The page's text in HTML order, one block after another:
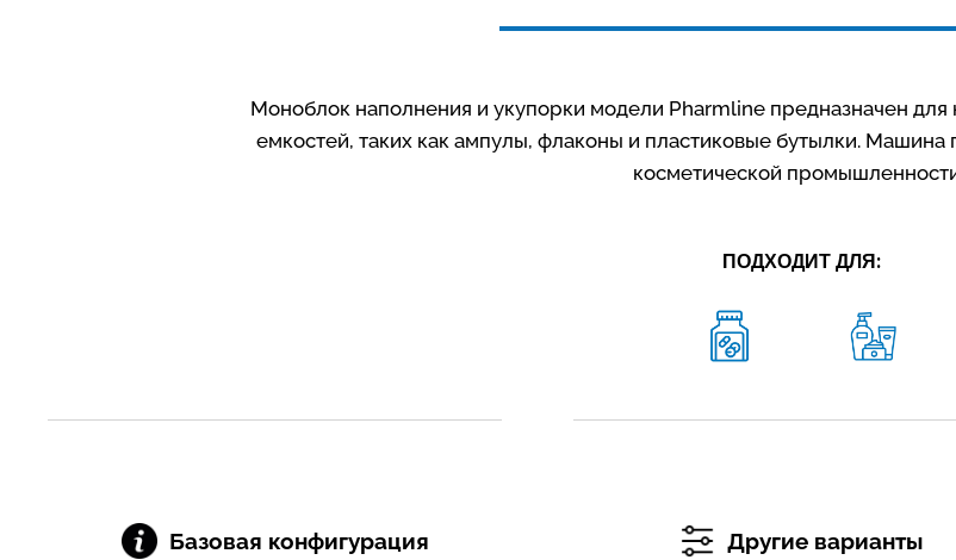
Моноблок наполнения и укупорки модели Pharmline предназначен
емкостей, таких как ампулы, флаконы и пластиковые бутылки. Машина
косметической
ПОДХОДИТ ДЛЯ:
Базовая конфигурация Другие варианты